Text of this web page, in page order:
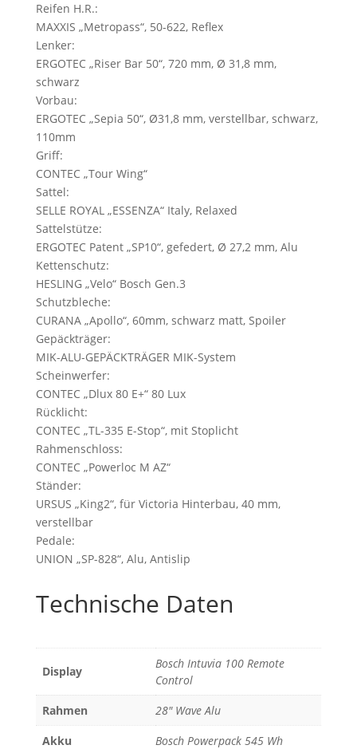
Reifen H.R.:
MAXXIS „Metropass“, 50-622, Reflex
Lenker:
ERGOTEC „Riser Bar 50“, 720 mm, Ø 31,8 mm,
schwarz
Vorbau:
ERGOTEC „Sepia 50“, Ø31,8 mm, verstellbar, schwarz,
110mm
Griff:
CONTEC „Tour Wing“
Sattel:
SELLE ROYAL „ESSENZA“ Italy, Relaxed
Sattelstütze:
ERGOTEC Patent „SP10“, gefedert, Ø 27,2 mm, Alu
Kettenschutz:
HESLING „Velo“ Bosch Gen.3
Schutzbleche:
CURANA „Apollo“, 60mm, schwarz matt, Spoiler
Gepäckträger:
MIK-ALU-GEPÄCKTRÄGER MIK-System
Scheinwerfer:
CONTEC „Dlux 80 E+“ 80 Lux
Rücklicht:
CONTEC „TL-335 E-Stop“, mit Stoplicht
Rahmenschloss:
CONTEC „Powerloc M AZ“
Ständer:
URSUS „King2“, für Victoria Hinterbau, 40 mm,
verstellbar
Pedale:
UNION „SP-828“, Alu, Antislip
Technische Daten
Display
Bosch Intuvia 100 Remote
Control
Rahmen
28" Wave Alu
Akku
Bosch Powerpack 545 Wh